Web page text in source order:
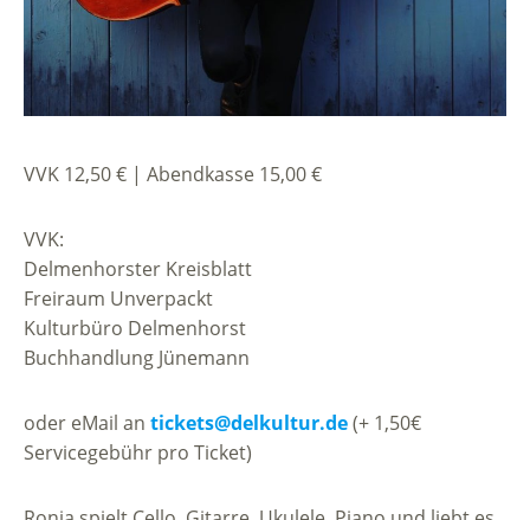
VVK 12,50 € | Abendkasse 15,00 €
VVK:
Delmenhorster Kreisblatt
Freiraum Unverpackt
Kulturbüro Delmenhorst
Buchhandlung Jünemann
oder eMail an tickets@delkultur.de(+ 1,50€
Servicegebühr pro Ticket)